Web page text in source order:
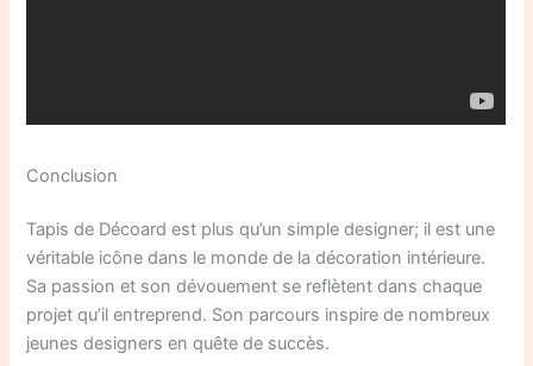
Conclusion
Tapis de Décoard est plus qu’un simple designer; il est une
véritable icône dans le monde de la décoration intérieure.
Sa passion et son dévouement se reflètent dans chaque
projet qu’il entreprend. Son parcours inspire de nombreux
jeunes designers en quête de succès.